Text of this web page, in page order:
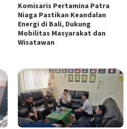
Komisaris Pertamina Patra
Niaga Pastikan Keandalan
Energi di Bali, Dukung
Mobilitas Masyarakat dan
Wisatawan